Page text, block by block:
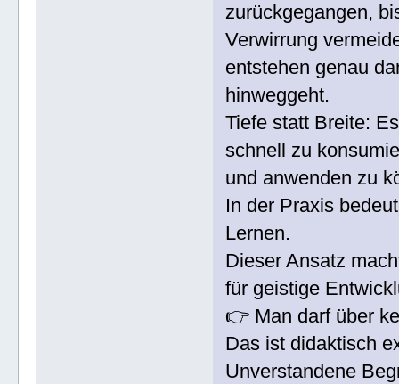
zurückgegangen,
Verwirrung
entstehen genau
hinweggeht.
Tiefe statt Breite:
schnell zu
und anwenden zu
In der Praxis
Lernen.
Dieser Ansatz
für geistige
👉 Man darf über
Das ist didaktisch
Unverstandene